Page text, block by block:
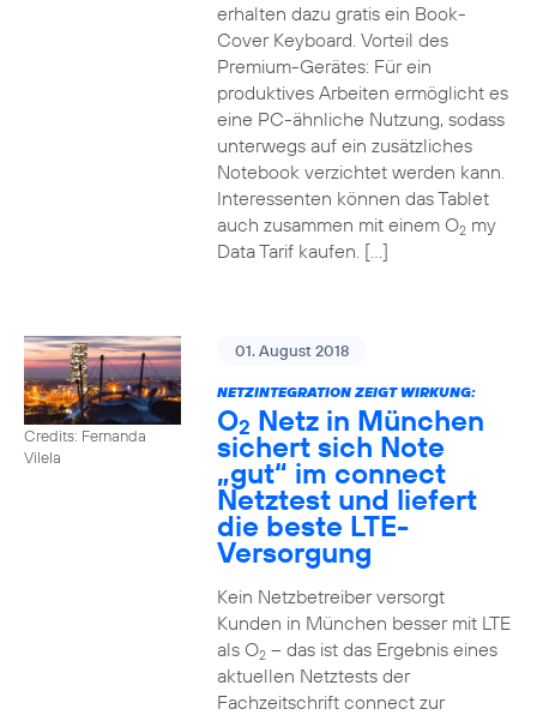
erhalten dazu gratis ein Book-
Cover Keyboard. Vorteil des
Premium-Gerätes: Für ein
produktives Arbeiten ermöglicht es
eine PC-ähnliche Nutzung, sodass
unterwegs auf ein zusätzliches
Notebook verzichtet werden kann.
Interessenten können das Tablet
auch zusammen mit einem O2my
Data Tarif kaufen. […]
Credits: Fernanda
Vilela
01. August 2018
NETZINTEGRATION ZEIGT WIRKUNG:
O2 Netz in München
sichert sich Note
„gut“ im connect
Netztest und liefert
die beste LTE-
Versorgung
Kein Netzbetreiber versorgt
Kunden in München besser mit LTE
als O2– das ist das Ergebnis eines
aktuellen Netztests der
Fachzeitschrift connect zur